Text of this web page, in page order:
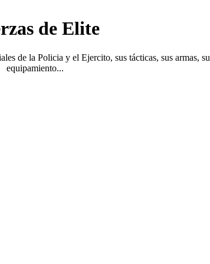
de Elite
de la Policia y el Ejercito, sus tácticas, sus armas, su
equipamiento...